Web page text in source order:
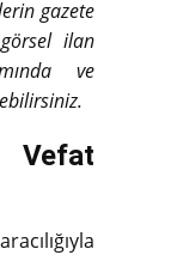
gazete
ilan
ve
Vefat